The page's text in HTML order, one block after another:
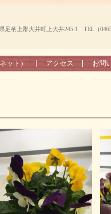
足柄上郡大井町上大井245-1 TEL（
ット） アクセス お問